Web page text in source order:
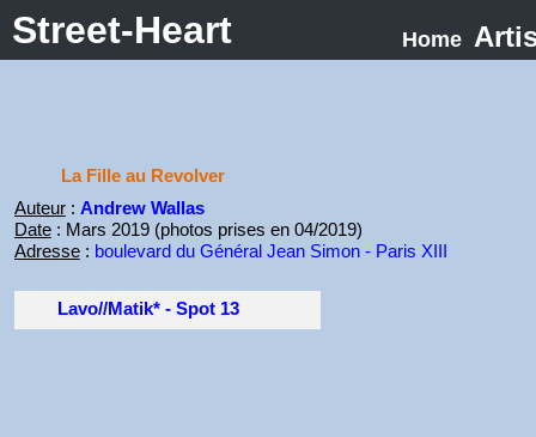
Street-Heart Home
La Fille au Revolver
Auteur: Andrew Wallas
Date: Mars 2019 (photos prises en 04/2019)
Adresse: boulevard du Général Jean Simon - Paris XIII
Lavo//Matik* - Spot 13